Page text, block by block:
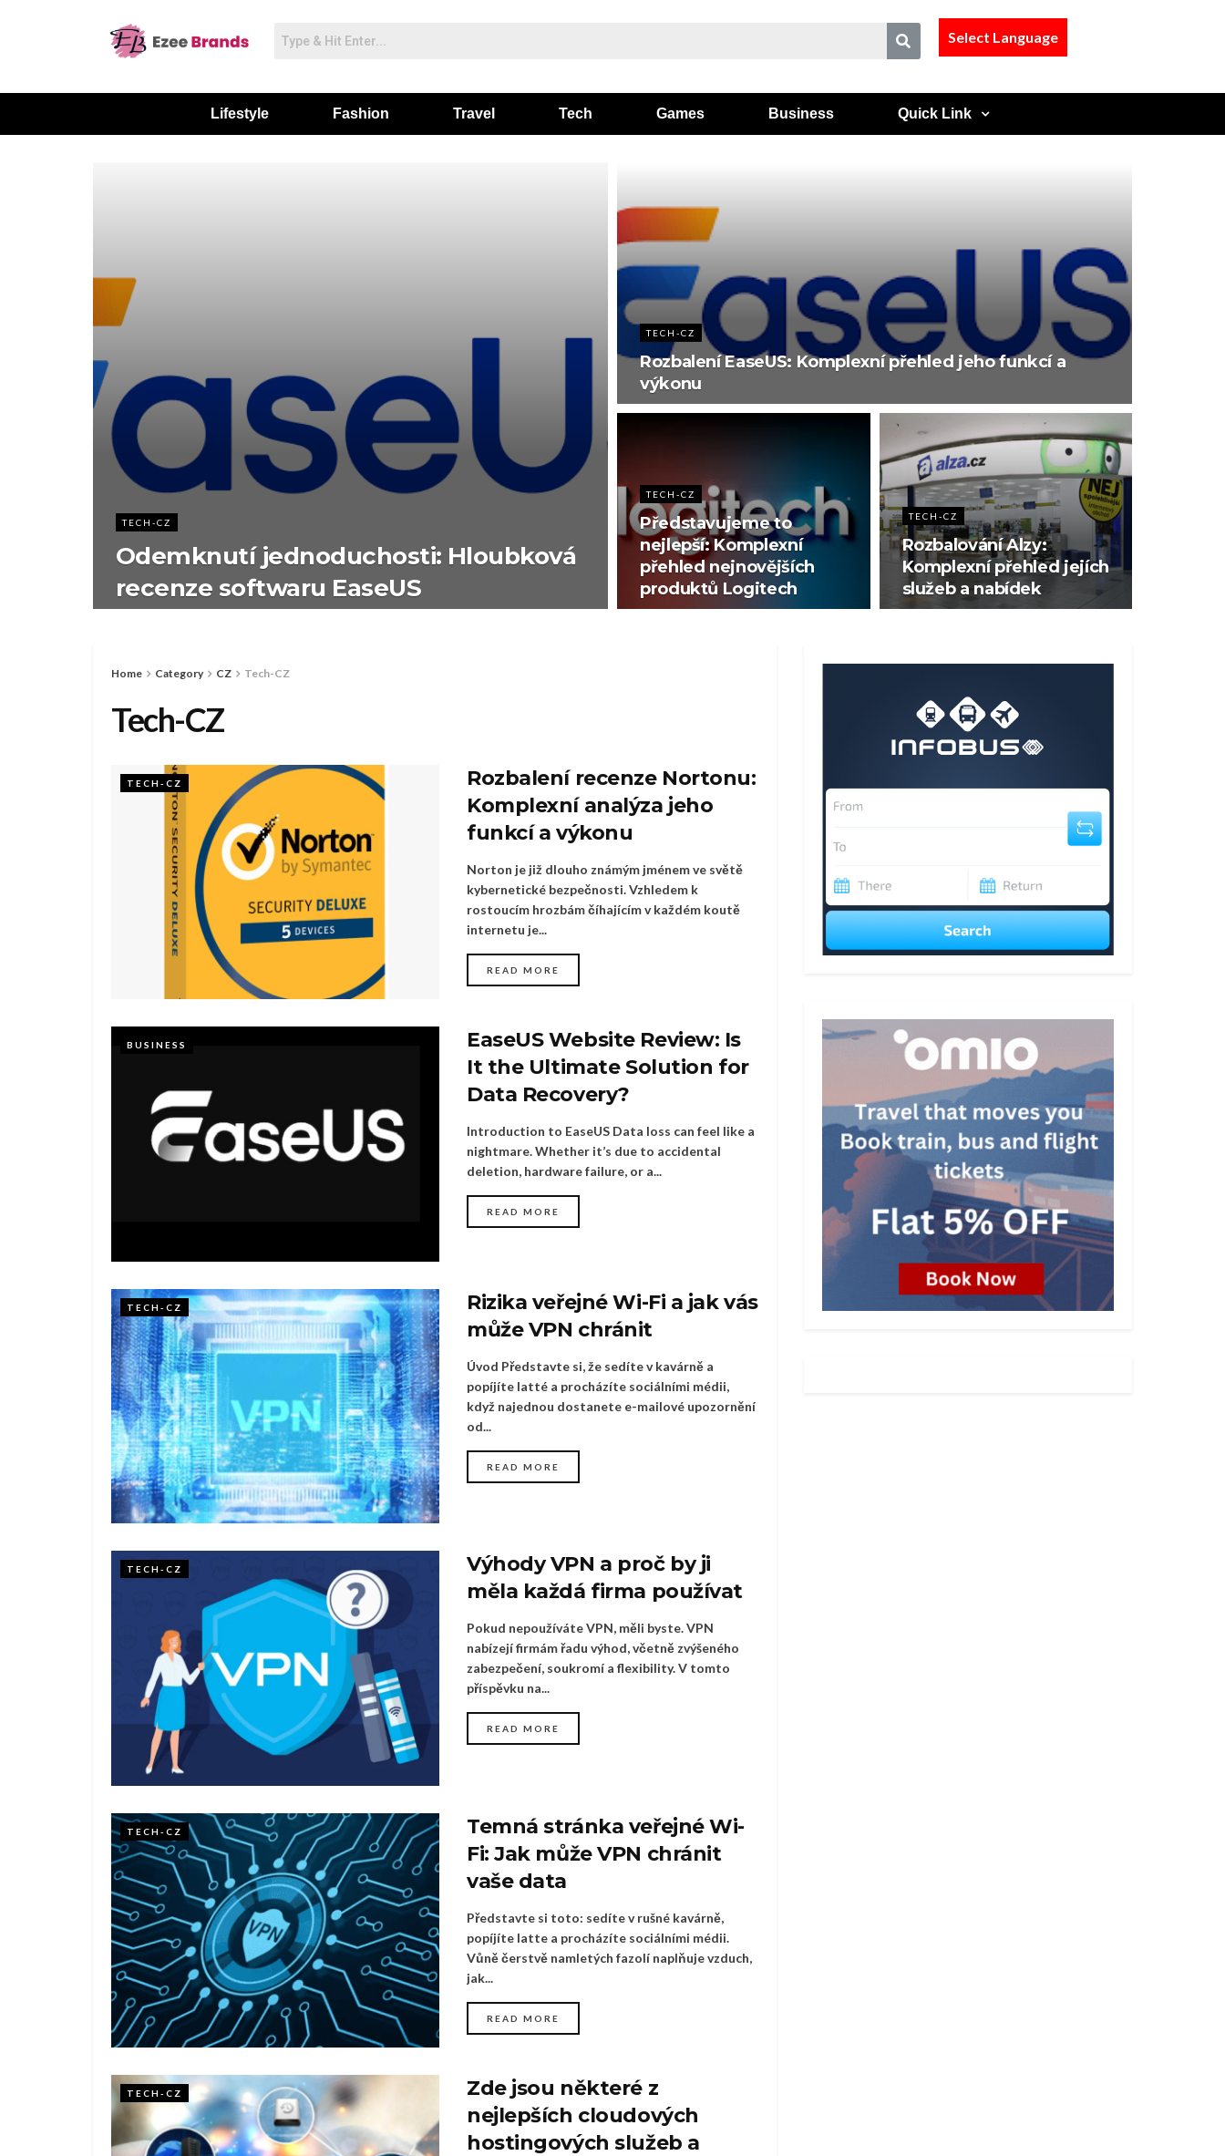
Select Language
Lifestyle Fashion Travel Tech Games Business Quick Link
TECH-CZ
Odemknutí jednoduchosti: Hloubková
recenze softwaru EaseUS
TECH-CZ
Rozbalení EaseUS: Komplexní přehled jeho funkcí a
výkonu
TECH-CZ
Představujeme to
nejlepší: Komplexní
přehled nejnovějších
produktů Logitech
TECH-CZ
Rozbalování Alzy:
Komplexní přehled jejích
služeb a nabídek
Home Category CZ Tech-CZ
Tech-CZ
TECH-CZ
Rozbalení recenze Nortonu:
Komplexní analýza jeho
funkcí a výkonu
Norton je již dlouho známým jménem ve světě
kybernetické bezpečnosti. Vzhledem k
rostoucím hrozbám číhajícím v každém koutě
internetu je...
READ MORE
BUSINESS
EaseUS Website Review: Is
It the Ultimate Solution for
Data Recovery?
Introduction to EaseUS Data loss can feel like a
nightmare. Whether it’s due to accidental
deletion, hardware failure, or a...
READ MORE
TECH-CZ
Rizika veřejné Wi-Fi a jak vás
může VPN chránit
Úvod Představte si, že sedíte v kavárně a
popíjíte latté a procházíte sociálními médii,
když najednou dostanete e-mailové upozornění
od...
READ MORE
TECH-CZ
Výhody VPN a proč by ji
měla každá firma používat
Pokud nepoužíváte VPN, měli byste. VPN
nabízejí firmám řadu výhod, včetně zvýšeného
zabezpečení, soukromí a flexibility. V tomto
příspěvku na...
READ MORE
TECH-CZ
Temná stránka veřejné Wi-
Fi: Jak může VPN chránit
vaše data
Představte si toto: sedíte v rušné kavárně,
popíjíte latte a procházíte sociálními médii.
Vůně čerstvě namletých fazolí naplňuje vzduch,
jak...
READ MORE
TECH-CZ
Zde jsou některé z
nejlepších cloudových
hostingových služeb a